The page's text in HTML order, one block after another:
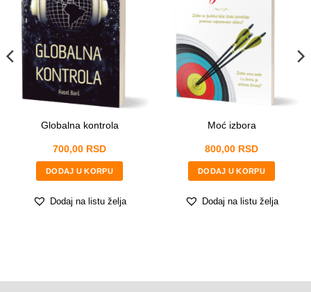
š
e
Pitanje
Globalna kontrola
700,00 RSD
DODAJ U KORPU
Dodaj na listu želja
Moć izbora
800,00 RSD
DODAJ U KORPU
Dodaj na listu želja